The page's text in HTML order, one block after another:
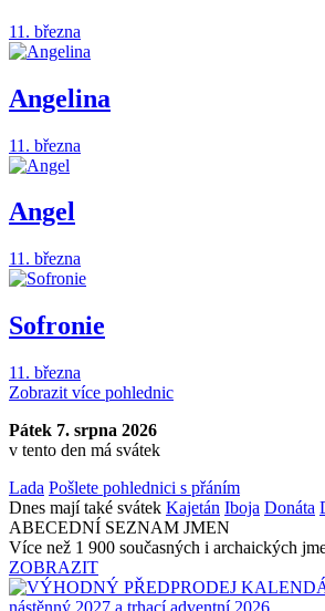
11. března
Angelina
11. března
Angel
11. března
Sofronie
11. března
Zobrazit více pohlednic
Pátek 7. srpna 2026
v tento den má svátek
Lada Pošlete pohlednici s přáním
Dnes mají také svátek Kajetán Iboja Donáta
ABECEDNÍ SEZNAM JMEN
Více než 1 900 současných i archaických
ZOBRAZIT